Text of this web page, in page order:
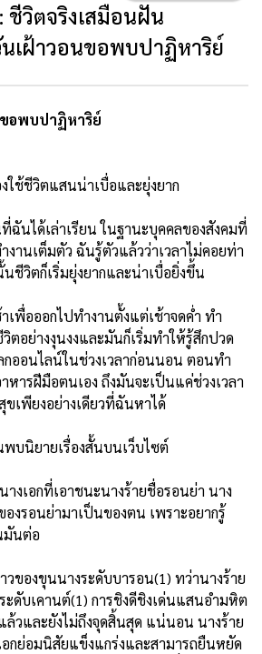
: ชีวิตจริงเสมือนฝัน
เฝ้าวอนขอพบปาฏิหาริย์
อพบปาฏิหาริย์
ชีวิตแสนน่าเบื่อและยุ่งยาก
ได้เล่าเรียน ในฐานะบุคคลของสังคมที่
งานเต็มตัว ฉันรู้ตัวแล้วว่าเวลาไม่คอยท่า
ชีวิตก็เริ่มยุ่งยากและน่าเบื่อยิ่งขึ้น
ออกไปทำงานตั้งแต่เช้าจดค่ำ ทำ
อย่างงุนงงและมันก็เริ่มทำให้รู้สึกปวด
ออนไลน์ในช่วงเวลาก่อนนอน ตอนทำ
ารฝีมือตนเอง ถึงมันจะเป็นแค่ช่วงเวลา
เพียงอย่างเดียวที่ฉันหาได้
ยายเรื่องสั้นบนเว็บไซต์
เอกที่เอาชนะนางร้ายชื่อรอนย่า นาง
งรอนย่ามาเป็นของตน เพราะอยากรู้
มันต่อ
องขุนนางระดับบารอน(1) ทว่านางร้าย
ะดับเคานต์(1) การชิงดีชิงเด่นแสนอำมหิต
ล้วและยังไม่ถึงจุดสิ้นสุด แน่นอน นางร้าย
กย่อมนิสัยแข็งแกร่งและสามารถยืนหยัด